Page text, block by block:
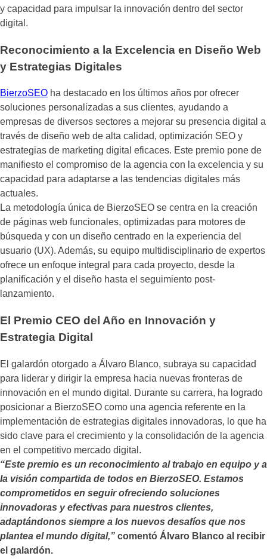
y capacidad para impulsar la innovación dentro del sector
digital.
Reconocimiento a la Excelencia en Diseño Web
y Estrategias Digitales
BierzoSEO ha destacado en los últimos años por ofrecer
soluciones personalizadas a sus clientes, ayudando a
empresas de diversos sectores a mejorar su presencia digital a
través de diseño web de alta calidad, optimización SEO y
estrategias de marketing digital eficaces. Este premio pone de
manifiesto el compromiso de la agencia con la excelencia y su
capacidad para adaptarse a las tendencias digitales más
actuales.
La metodología única de BierzoSEO se centra en la creación
de páginas web funcionales, optimizadas para motores de
búsqueda y con un diseño centrado en la experiencia del
usuario (UX). Además, su equipo multidisciplinario de expertos
ofrece un enfoque integral para cada proyecto, desde la
planificación y el diseño hasta el seguimiento post-
lanzamiento.
El Premio CEO del Año en Innovación y
Estrategia Digital
El galardón otorgado a Álvaro Blanco, subraya su capacidad
para liderar y dirigir la empresa hacia nuevas fronteras de
innovación en el mundo digital. Durante su carrera, ha logrado
posicionar a BierzoSEO como una agencia referente en la
implementación de estrategias digitales innovadoras, lo que ha
sido clave para el crecimiento y la consolidación de la agencia
en el competitivo mercado digital.
“Este premio es un reconocimiento al trabajo en equipo y a
la visión compartida de todos en BierzoSEO. Estamos
comprometidos en seguir ofreciendo soluciones
innovadoras y efectivas para nuestros clientes,
adaptándonos siempre a los nuevos desafíos que nos
plantea el mundo digital,” comentó Álvaro Blanco al recibir
el galardón.